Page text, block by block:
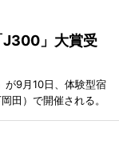
」大賞受
が9月10日、体験型宿
田）で開催される。